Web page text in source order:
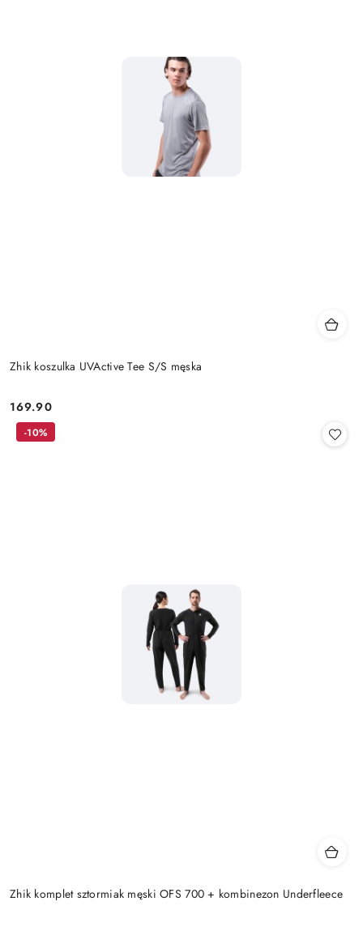
Zhik koszulka UVActive Tee S/S męska
Cena:
169.90
Zhik komplet sztormiak męski OFS 700 + kombinezon Underfleece
-10%